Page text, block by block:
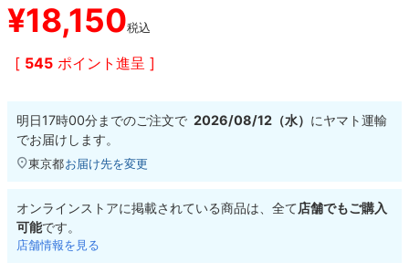
¥18,150税込
[ 545 ポイント進呈 ]
明日17時00分までのご注文で 2026/08/12（水） にヤマト運輸
でお届けします。
東京都お届け先を変更
オンラインストアに掲載されている商品は、全て店舗でもご購入
可能です。
店舗情報を見る